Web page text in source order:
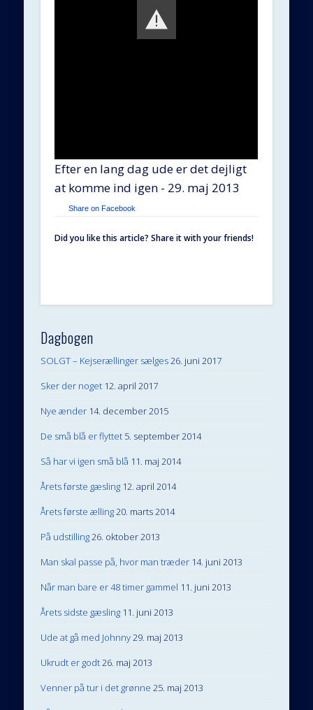
Efter en lang dag ude er det dejligt
at komme ind igen - 29. maj 2013
Share on Facebook
Did you like this article? Share it with your friends!
Dagbogen
SOLGT – Kejserællinger sælges26. juni 2017
Sker der noget 12. april 2017
Nye ænder 14. december 2015
De små blå er flyttet 5. september 2014
Så har vi igen små blå 11. maj 2014
Årets første gæsling 12. april 2014
Årets første ælling20. marts 2014
På udstilling26. oktober 2013
Man skal passe på, hvor man træder 14. juni 2013
Når man bare er 48 timer gammel 11. juni 2013
Årets sidste gæsling 11. juni 2013
Ude at gå med Johnny29. maj 2013
Ukrudt er godt26. maj 2013
Venner på tur i det grønne 25. maj 2013